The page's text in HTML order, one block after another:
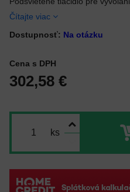
Čítajte viac
Dostupnosť: Na otázku
Cena s DPH
302,58 €
ks